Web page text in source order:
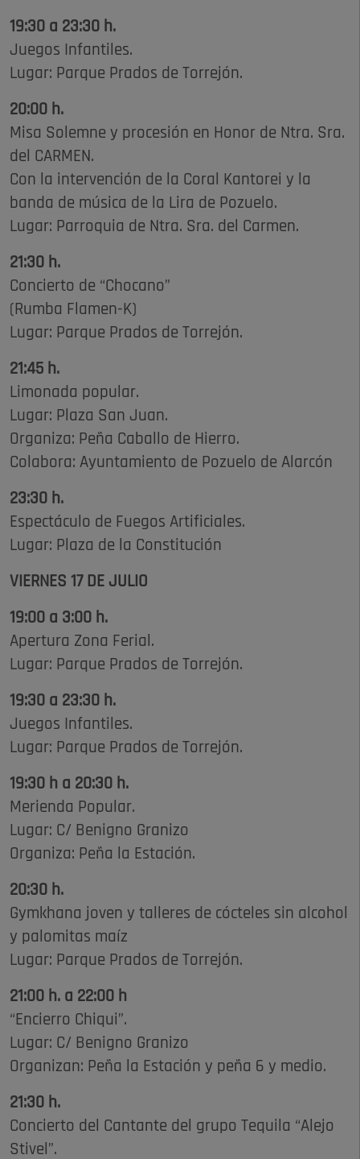
19:30 a 23:30 h.
Juegos Infantiles.
Lugar: Parque Prados de Torrejón.
20:00 h.
Misa Solemne y procesión en Honor de Ntra. Sra.
del CARMEN.
Con la intervención de la Coral Kantorei y la
banda de música de la Lira de Pozuelo.
Lugar: Parroquia de Ntra. Sra. del Carmen.
21:30 h.
Concierto de “Chocano”
(Rumba Flamen-K)
Lugar: Parque Prados de Torrejón.
21:45 h.
Limonada popular.
Lugar: Plaza San Juan.
Organiza: Peña Caballo de Hierro.
Colabora: Ayuntamiento de Pozuelo de Alarcón
23:30 h.
Espectáculo de Fuegos Artificiales.
Lugar: Plaza de la Constitución
VIERNES 17 DE JULIO
19:00 a 3:00 h.
Apertura Zona Ferial.
Lugar: Parque Prados de Torrejón.
19:30 a 23:30 h.
Juegos Infantiles.
Lugar: Parque Prados de Torrejón.
19:30 h a 20:30 h.
Merienda Popular.
Lugar: C/ Benigno Granizo
Organiza: Peña la Estación.
20:30 h.
Gymkhana joven y talleres de cócteles sin alcohol
y palomitas maíz
Lugar: Parque Prados de Torrejón.
21:00 h. a 22:00 h
“Encierro Chiqui”.
Lugar: C/ Benigno Granizo
Organizan: Peña la Estación y peña 6 y medio.
21:30 h.
Concierto del Cantante del grupo Tequila “Alejo
Stivel”.